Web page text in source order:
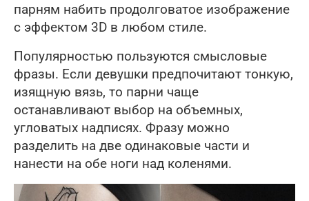
парням набить продолговатое изображение
с эффектом 3D в любом стиле.
Популярностью пользуются смысловые
фразы. Если девушки предпочитают тонкую,
изящную вязь, то парни чаще
останавливают выбор на объемных,
угловатых надписях. Фразу можно
разделить на две одинаковые части и
нанести на обе ноги над коленями.